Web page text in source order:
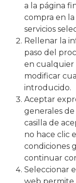
a la página
compra en
servicios
Rellenar la
paso del
en cualquier
modificar
introducido.
Aceptar
generales
casilla de
no hace clic
condiciones
continuar
Seleccionar